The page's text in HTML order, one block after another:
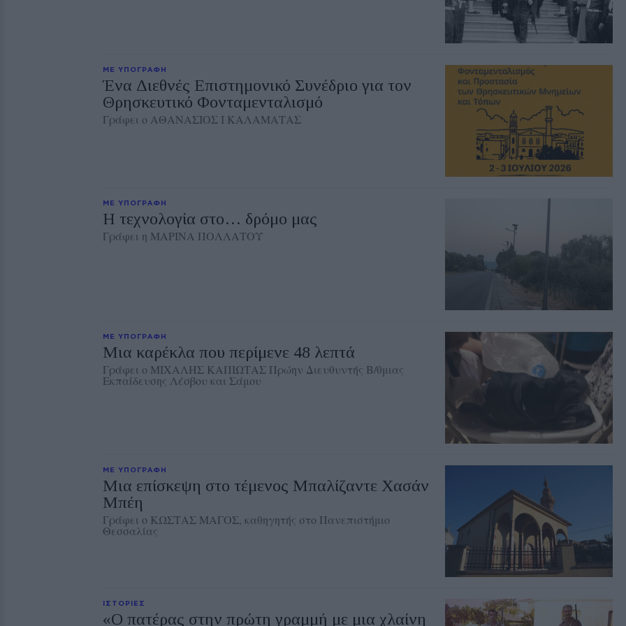
ΜΕ ΥΠΟΓΡΑΦΗ
Ένα Διεθνές Επιστημονικό Συνέδριο για τον
Θρησκευτικό Φονταμενταλισμό
Γράφει ο ΑΘΑΝΑΣΙΟΣ Ι ΚΑΛΑΜΑΤΑΣ
ΜΕ ΥΠΟΓΡΑΦΗ
Η τεχνολογία στο… δρόμο μας
Γράφει η ΜΑΡΙΝΑ ΠΟΛΛΑΤΟΥ
ΜΕ ΥΠΟΓΡΑΦΗ
Μια καρέκλα που περίμενε 48 λεπτά
Γράφει ο ΜΙΧΑΛΗΣ ΚΑΠΙΩΤΑΣ Πρώην Διευθυντής Β/θμιας
Εκπαίδευσης Λέσβου και Σάμου
ΜΕ ΥΠΟΓΡΑΦΗ
Μια επίσκεψη στο τέμενος Μπαλίζαντε Χασάν
Μπέη
Γράφει ο ΚΩΣΤΑΣ ΜΑΓΟΣ, καθηγητής στο Πανεπιστήμιο
Θεσσαλίας
ΙΣΤΟΡΙΕΣ
«Ο πατέρας στην πρώτη γραμμή με μια χλαίνη